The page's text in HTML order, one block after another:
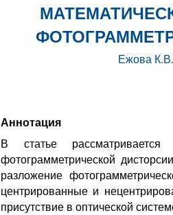
Ежова К.В.
Аннотация
В статье рассматривается
фотограмметрической
разложение
центрированные и
присутствие в оптической